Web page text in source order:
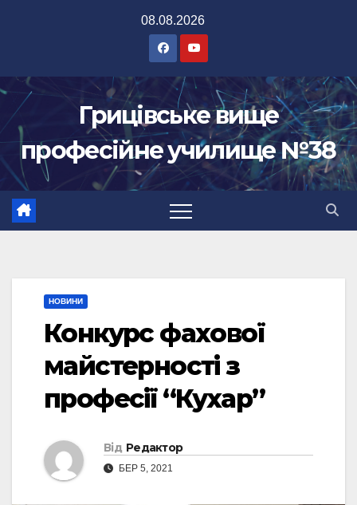
08.08.2026
Грицівське вище
професійне училище №38
НОВИНИ
Конкурс фахової
майстерності з
професії “Кухар”
Від Редактор
БЕР 5, 2021